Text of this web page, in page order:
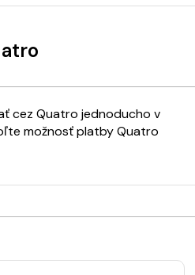
cez Quatro jednoducho v
možnosť platby Quatro